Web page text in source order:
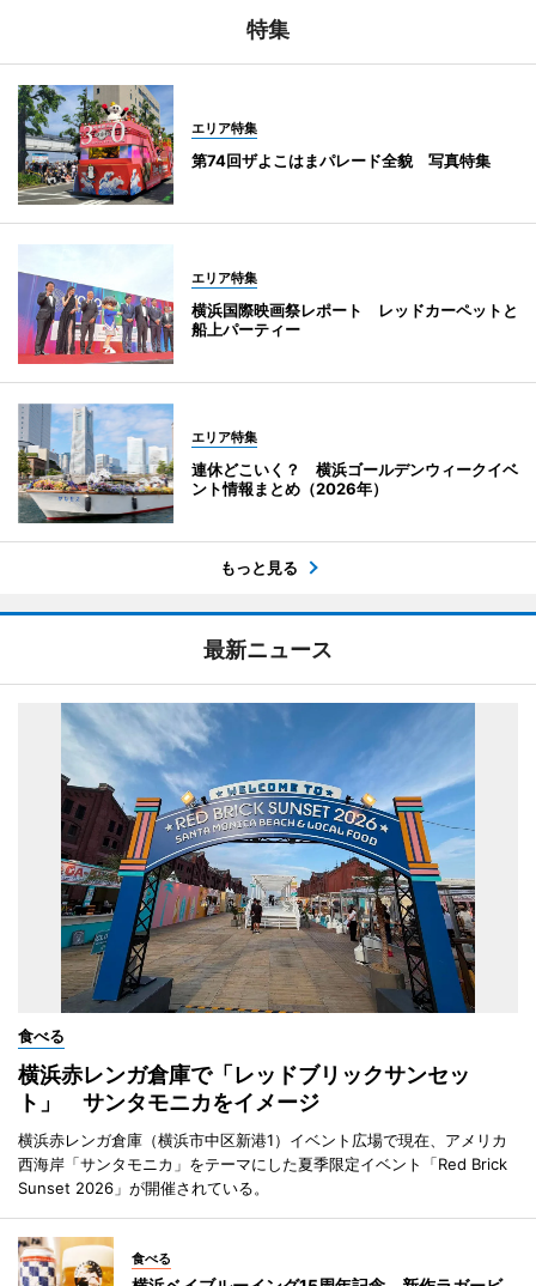
特集
エリア特集
第74回ザよこはまパレード全貌 写真特集
エリア特集
横浜国際映画祭レポート レッドカーペットと
船上パーティー
エリア特集
連休どこいく？ 横浜ゴールデンウィークイベ
ント情報まとめ（2026年）
もっと見る
最新ニュース
食べる
横浜赤レンガ倉庫で「レッドブリックサンセッ
ト」 サンタモニカをイメージ
横浜赤レンガ倉庫（横浜市中区新港1）イベント広場で現在、アメリカ
西海岸「サンタモニカ」をテーマにした夏季限定イベント「Red Brick
Sunset 2026」が開催されている。
食べる